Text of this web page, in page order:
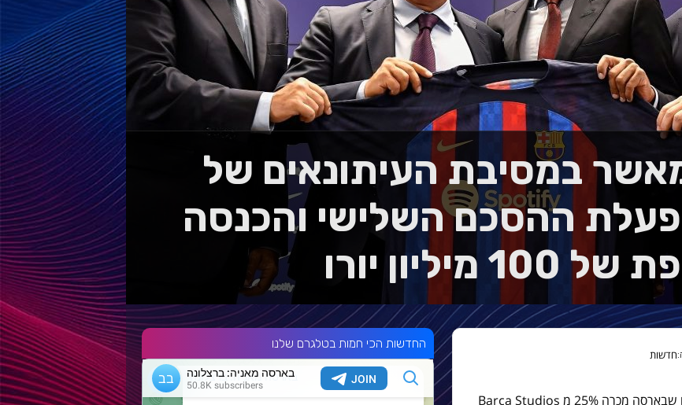
במסיבת העיתונאים של
ההסכם השלישי והכנסה
מיליון יורו
חדשות
לאפורטה אישר במסיבת העיתונאים עכשיו שבארסה מכרה 25% מ Barca Studios
החדשות הכי חמות בטלגרם שלנו